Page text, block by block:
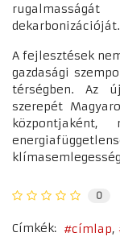
dekarbonizációját.
A fejlesztések
gazdasági
térségben. Az
szerepét
0
Címkék: címlap